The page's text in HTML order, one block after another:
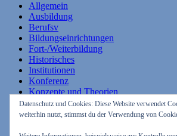
Allgemein
Ausbildung
Berufsv
Bildungseinrichtungen
Fort-/Weiterbildung
Historisches
Institutionen
Konferenz
Konzepte und Theorien
Lehrende
Lernende
Datenschutz und Cookies: Diese Website verwendet
weiterhin nutzt, stimmst du der Verwendung von